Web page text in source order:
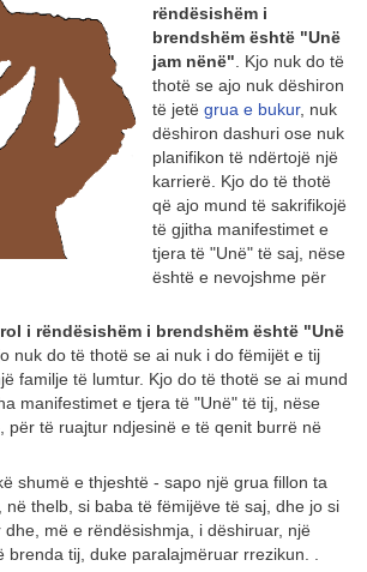
rëndësishëm i
brendshëm është "Unë
jam nënë" . Kjo nuk do të
thotë se ajo nuk dëshiron
të jetë grua e bukur, nuk
dëshiron dashuri ose nuk
planifikon të ndërtojë një
karrierë. Kjo do të thotë
që ajo mund të sakrifikojë
të gjitha manifestimet e
tjera të "Unë" të saj, nëse
është e nevojshme për
i rëndësishëm i brendshëm është "Unë
nuk do të thotë se ai nuk i do fëmijët e tij
familje të lumtur. Kjo do të thotë se ai mund
manifestimet e tjera të "Unë" të tij, nëse
për të ruajtur ndjesinë e të qenit burrë në
shumë e thjeshtë - sapo një grua fillon ta
në thelb, si baba të fëmijëve të saj, dhe jo si
më e rëndësishmja, i dëshiruar, një
brenda tij, duke paralajmëruar rrezikun. .